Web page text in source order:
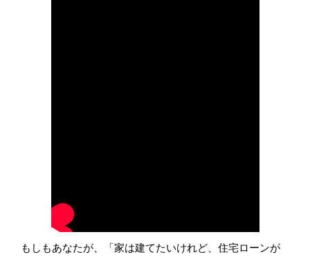
もしもあなたが、「家は建てたいけれど、住宅ローンが